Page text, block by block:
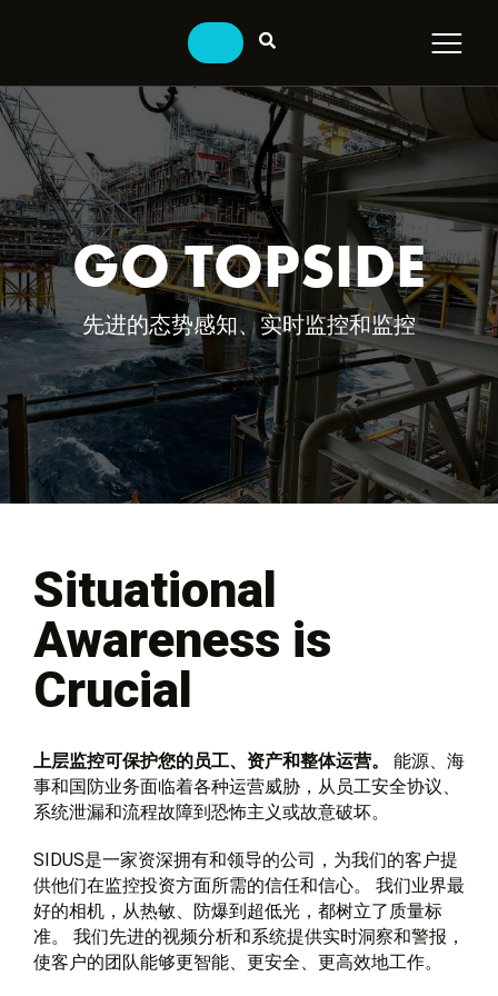
GO TOPSIDE
先进的态势感知、实时监控和监控
Situational
Awareness is
Crucial
上层监控可保护您的员工、资产和整体运营。 能源、海
事和国防业务面临着各种运营威胁，从员工安全协议、
系统泄漏和流程故障到恐怖主义或故意破坏。
SIDUS是一家资深拥有和领导的公司，为我们的客户提
供他们在监控投资方面所需的信任和信心。 我们业界最
好的相机，从热敏、防爆到超低光，都树立了质量标
准。 我们先进的视频分析和系统提供实时洞察和警报，
使客户的团队能够更智能、更安全、更高效地工作。